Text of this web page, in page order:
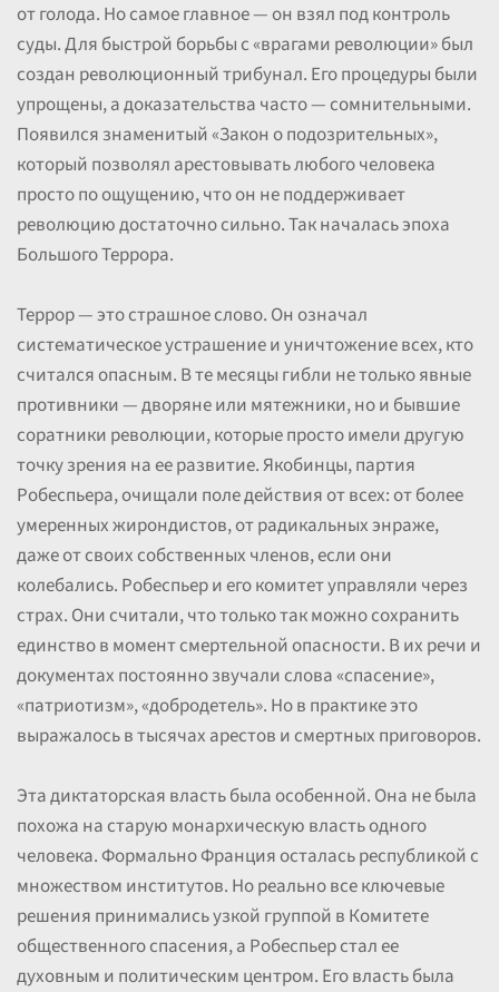
от голода. Но самое главное — он взял под контроль
суды. Для быстрой борьбы с «врагами революции» был
создан революционный трибунал. Его процедуры были
упрощены, а доказательства часто — сомнительными.
Появился знаменитый «Закон о подозрительных»,
который позволял арестовывать любого человека
просто по ощущению, что он не поддерживает
революцию достаточно сильно. Так началась эпоха
Большого Террора.
Террор — это страшное слово. Он означал
систематическое устрашение и уничтожение всех, кто
считался опасным. В те месяцы гибли не только явные
противники — дворяне или мятежники, но и бывшие
соратники революции, которые просто имели другую
точку зрения на ее развитие. Якобинцы, партия
Робеспьера, очищали поле действия от всех: от более
умеренных жирондистов, от радикальных энраже,
даже от своих собственных членов, если они
колебались. Робеспьер и его комитет управляли через
страх. Они считали, что только так можно сохранить
единство в момент смертельной опасности. В их речи и
документах постоянно звучали слова «спасение»,
«патриотизм», «добродетель». Но в практике это
выражалось в тысячах арестов и смертных приговоров.
Эта диктаторская власть была особенной. Она не была
похожа на старую монархическую власть одного
человека. Формально Франция осталась республикой с
множеством институтов. Но реально все ключевые
решения принимались узкой группой в Комитете
общественного спасения, а Робеспьер стал ее
духовным и политическим центром. Его власть была